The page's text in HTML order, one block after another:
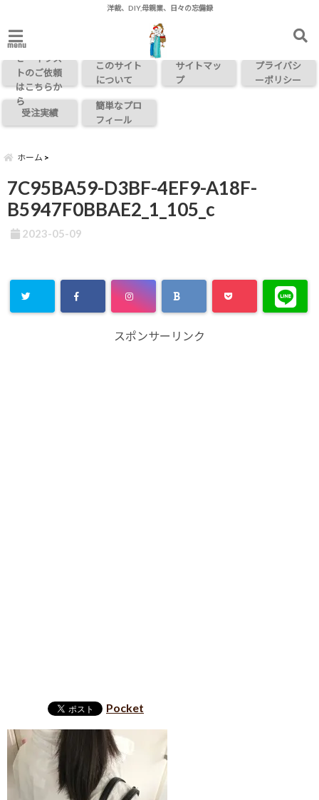
洋裁、DIY,母親業、日々の忘備録
menuお問い合わ
せ・イラス
トのご依頼
はこちらか
ら
このサイト
について
サイトマッ
プ
プライバシ
ーポリシー
受注実績
簡単なプロ
フィール
ホーム
7C95BA59-D3BF-4EF9-A18F-
B5947F0BBAE2_1_105_c
2023-05-09
スポンサーリンク
Pocket